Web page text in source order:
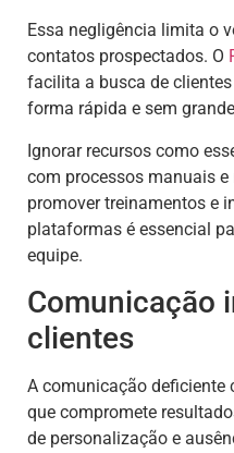
Essa negligência limita o
contatos prospectados. O
facilita a busca de
forma rápida e sem
Ignorar recursos como
com processos manuais
promover treinamentos e
plataformas é essencial
equipe.
Comunicação
clientes
A comunicação deficiente
que compromete
de personalização e